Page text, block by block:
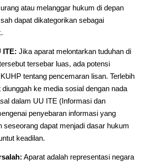
atau melanggar hukum di depan
dapat dikategorikan sebagai
ITE: Jika aparat melontarkan tuduhan di
tersebar luas, ada potensi
tentang pencemaran lisan. Terlebih
ke media sosial dengan nada
dalam UU ITE (Informasi dan
penyebaran informasi yang
seseorang dapat menjadi dasar hukum
keadilan.
Aparat adalah representasi negara